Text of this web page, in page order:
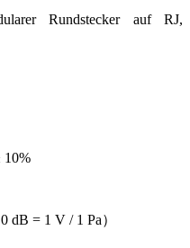
Rundstecker auf RJ,
10%
dB = 1 V / 1 Pa）